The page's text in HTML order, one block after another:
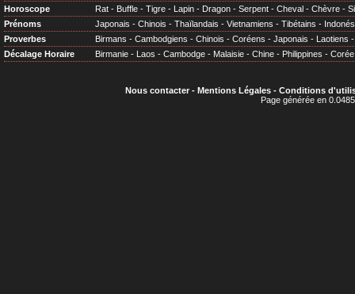
Horoscope
Rat - Buffle - Tigre - Lapin - Dragon - Serpent - Cheval - Chèvre -
Prénoms
Japonais - Chinois - Thaïlandais - Vietnamiens - Tibétains -
Proverbes
Birmans - Cambodgiens - Chinois - Coréens - Japonais - Laotiens
Décalage Horaire
Birmanie - Laos - Cambodge - Malaisie - Chine - Philippines - Corée
Nous contacter- Mentions Légales- Conditions
Page générée en